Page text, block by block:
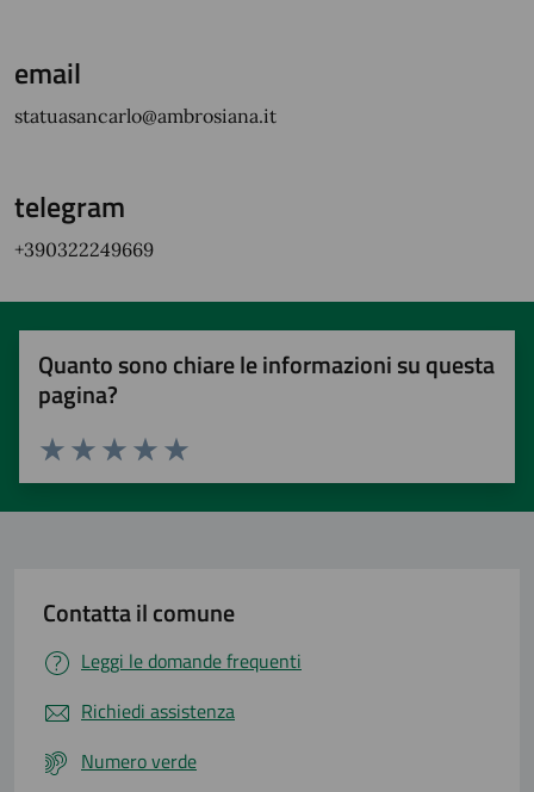
email
statuasancarlo@ambrosiana.it
telegram
+390322249669
Quanto sono chiare le informazioni su questa
pagina?
Valuta 5 stelle su 5
Valuta 4 stelle su 5
Valuta 3 stelle su 5
Valuta 2 stelle su 5
Valuta 1 stelle su 5
Contatta il comune
Leggi le domande frequenti
Richiedi assistenza
Numero verde